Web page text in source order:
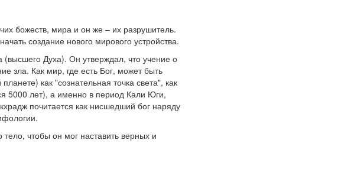
божеств, мира и он же – их разрушитель.
создание нового мирового устройства.
Духа). Он утверждал, что учение о
зла. Как мир, где есть Бог, может быть
как "сознательная точка света", как
5000 лет), а именно в период Кали Юги,
почитается как нисшедший бог наряду
чтобы он мог наставить верных и